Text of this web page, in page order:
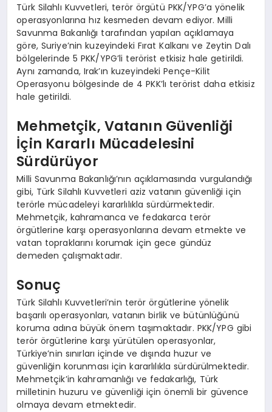
Türk Silahlı Kuvvetleri, terör örgütü PKK/YPG’a yönelik
operasyonlarına hız kesmeden devam ediyor. Milli
Savunma Bakanlığı tarafından yapılan açıklamaya
göre, Suriye’nin kuzeyindeki Fırat Kalkanı ve Zeytin Dalı
bölgelerinde 5 PKK/YPG’li terörist etkisiz hale getirildi.
Aynı zamanda, Irak’ın kuzeyindeki Pençe-Kilit
Operasyonu bölgesinde de 4 PKK’lı terörist daha etkisiz
hale getirildi.
Mehmetçik, Vatanın Güvenliği
İçin Kararlı Mücadelesini
Sürdürüyor
Milli Savunma Bakanlığı’nın açıklamasında vurgulandığı
gibi, Türk Silahlı Kuvvetleri aziz vatanın güvenliği için
terörle mücadeleyi kararlılıkla sürdürmektedir.
Mehmetçik, kahramanca ve fedakarca terör
örgütlerine karşı operasyonlarına devam etmekte ve
vatan topraklarını korumak için gece gündüz
demeden çalışmaktadır.
Sonuç
Türk Silahlı Kuvvetleri’nin terör örgütlerine yönelik
başarılı operasyonları, vatanın birlik ve bütünlüğünü
koruma adına büyük önem taşımaktadır. PKK/YPG gibi
terör örgütlerine karşı yürütülen operasyonlar,
Türkiye’nin sınırları içinde ve dışında huzur ve
güvenliğin korunması için kararlılıkla sürdürülmektedir.
Mehmetçik’in kahramanlığı ve fedakarlığı, Türk
milletinin huzuru ve güvenliği için önemli bir güvence
olmaya devam etmektedir.